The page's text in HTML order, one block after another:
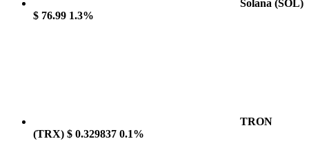
Solana (SOL)
$ 76.99 1.3%
TRON
(TRX) $ 0.329837 0.1%